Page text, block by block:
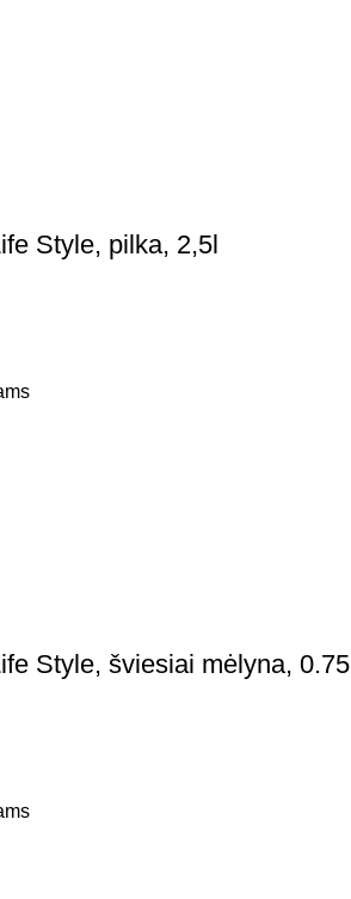
Style, pilka, 2,5l
Style, šviesiai mėlyna, 0.75l